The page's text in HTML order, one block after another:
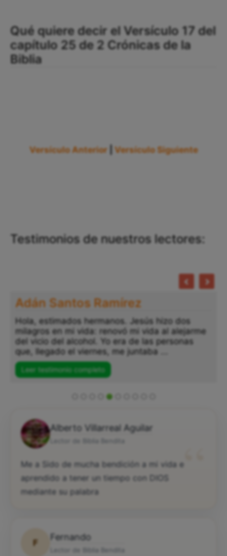
Qué quiere decir el Versículo 17 del
capítulo 25 de 2 Crónicas de la
Biblia
Versículo Anterior Versículo Siguiente
Testimonios de nuestros lectores:
Adán Santos Ramírez
Hola, estimados hermanos. Jesús hizo dos
milagros en mi vida: renovó mi vida al alejarme
del vicio del alcohol. Yo era de las personas
que, llegado el viernes, me juntaba ...
Leer testimonio completo
Alberto Villarreal Aguilar
“
Me a Sido de mucha bendición a mi vida e
aprendido a tener un tiempo con DIOS
mediante su palabra
F
Fernando